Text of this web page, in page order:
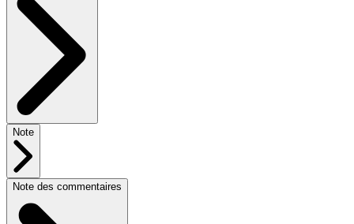
Note
Note des commentaires